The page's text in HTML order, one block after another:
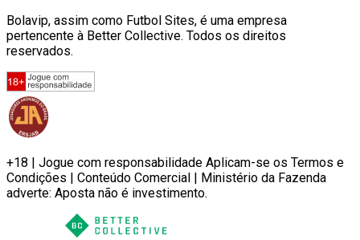
Bolavip, assim como Futbol Sites, é uma empresa
pertencente à Better Collective. Todos os direitos
reservados.
+18 | Jogue com responsabilidade Aplicam-se os Termos e
Condições | Conteúdo Comercial | Ministério da Fazenda
adverte: Aposta não é investimento.